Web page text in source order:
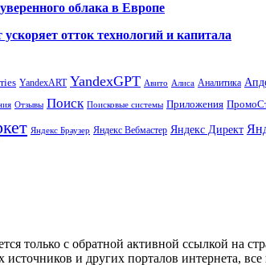
облака в Европе
отток технологий и капитала
YandexART YandexGPT Авито Алиса Аналитика
Отзывы Поиск Поисковые системы Приложения
Яндекс Браузер Яндекс Вебмастер Яндекс Директ
только с обратной активной ссылкой на
и других порталов интернета,